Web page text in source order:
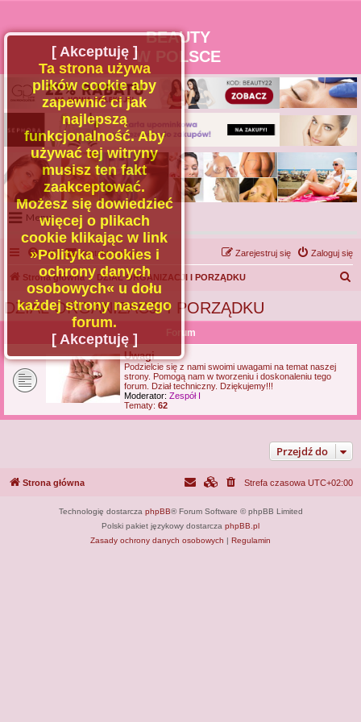
BEAUTY
W POLSCE
Menu
Portal
Facebook
Regulamin
Zapytaj administratora
Kontakt
FAQ Kontakt z nami Zaloguj się
Zarejestruj się
Strona główna DZIAŁ ORGANIZACJI I PORZĄDKU
DZIAŁ ORGANIZACJI I PORZĄDKU
Forum
Uwagi
Podzielcie się z nami swoimi uwagami na temat naszej
strony. Pomogą nam w tworzeniu i doskonaleniu tego
forum. Dział techniczny. Dziękujemy!!!
Moderator: Zespół I
Tematy: 62
Przejdź do
[ Akceptuję ]
Ta strona używa
plików cookie aby
zapewnić ci jak
najlepszą
funkcjonalność. Aby
używać tej witryny
musisz ten fakt
zaakceptować.
Możesz się dowiedzieć
więcej o plikach
cookie klikając w link
»Polityka cookies i
ochrony danych
osobowych« u dołu
każdej strony naszego
forum.
[ Akceptuję ]
Strona główna Strefa czasowa UTC+02:00
Technologię dostarcza phpBB® Forum Software © phpBB Limited
Polski pakiet językowy dostarcza phpBB.pl
Zasady ochrony danych osobowych | Regulamin